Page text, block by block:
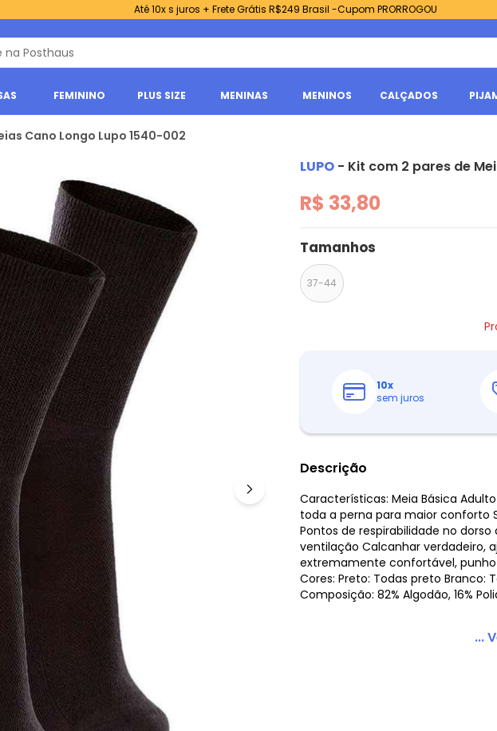
Até 10x s juros + Frete Grátis R$249 Brasil -Cupom PRORROGOU
FEMININO PLUS SIZE MENINAS MENINOS CALÇADOS
Cano Longo Lupo 1540-002
LUPO - Kit com 2 pares de
R$ 33,80
Tamanhos
37-44
10x
sem juros
Descrição
Características: Meia Básica
toda a perna para maior conforto
Pontos de respirabilidade no
ventilação Calcanhar verdadeiro,
extremamente confortável,
Cores: Preto: Todas preto Branco:
Composição: 82% Algodão, 16%
...